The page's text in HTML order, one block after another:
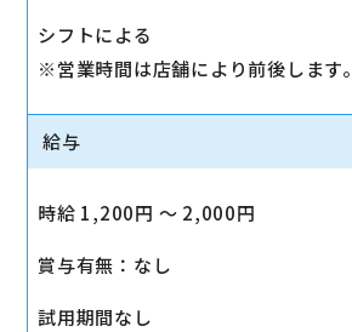
シフトによる
※営業時間は店舗により前後します。
給与
時給 1,200円 〜 2,000円
賞与有無：なし
試用期間なし